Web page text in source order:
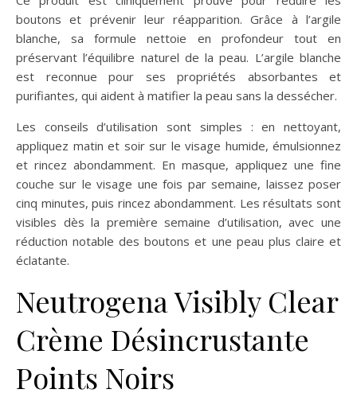
boutons et prévenir leur réapparition. Grâce à l’argile
blanche, sa formule nettoie en profondeur tout en
préservant l’équilibre naturel de la peau. L’argile blanche
est reconnue pour ses propriétés absorbantes et
purifiantes, qui aident à matifier la peau sans la dessécher.
Les conseils d’utilisation sont simples : en nettoyant,
appliquez matin et soir sur le visage humide, émulsionnez
et rincez abondamment. En masque, appliquez une fine
couche sur le visage une fois par semaine, laissez poser
cinq minutes, puis rincez abondamment. Les résultats sont
visibles dès la première semaine d’utilisation, avec une
réduction notable des boutons et une peau plus claire et
éclatante.
Neutrogena Visibly Clear
Crème Désincrustante
Points Noirs